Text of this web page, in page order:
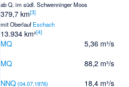
ab Q. im südl. Schwenninger Moos
379,7 km[3]
mit Oberlauf Eschach
13.934 km²[4]
MQ
5,36 m³/s
MQ
88,2 m³/s
NNQ(04.07.1976)
18,4 m³/s